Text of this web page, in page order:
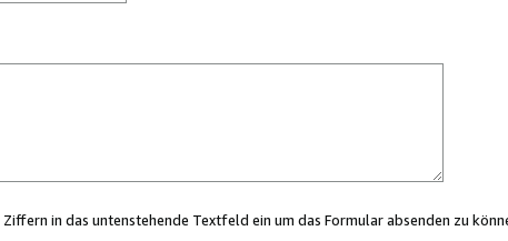
in das untenstehende Textfeld ein um das Formular absenden zu